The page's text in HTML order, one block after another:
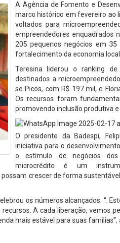
A Agência de Fomento e
marco histórico em fevereiro ao
voltados para
empreendedores enquadrados
205 pequenos negócios em
fortalecimento da economia local.
Teresina liderou o ranking
destinados a
se Picos, com R$ 197 mil, e
Os recursos foram
promovendo inclusão produtiva
O presidente da Badespi,
iniciativa para o
o estímulo de negócios dos
microcrédito é um
crescer de forma
os números alcançados. “.
A cada liberação, vemos
mais estável para suas famílias”,